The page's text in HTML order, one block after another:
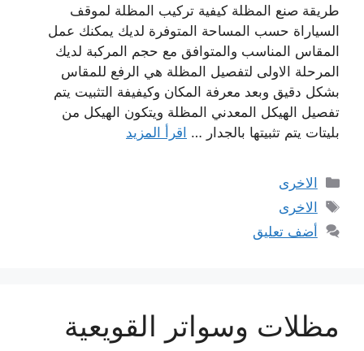
طريقة صنع المظلة كيفية تركيب المظلة لموقف
السياراة حسب المساحة المتوفرة لديك يمكنك عمل
المقاس المناسب والمتوافق مع حجم المركبة لديك
المرحلة الاولى لتفصيل المظلة هي الرفع للمقاس
بشكل دقيق وبعد معرفة المكان وكيفيفة التثبيت يتم
تفصيل الهيكل المعدني المظلة ويتكون الهيكل من
بليتات يتم تثبيتها بالجدار … اقرأ المزيد
التصنيفات
الاخرى
الوسوم
الاخرى
أضف تعليق
مظلات وسواتر القويعية